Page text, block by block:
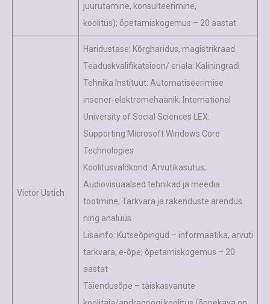
juurutamine, konsulteerimine,
koolitus); õpetamiskogemus – 20 aastat
Victor Ustich
Haridustase: Kõrgharidus, magistrikraad
Teaduskvalifikatsioon/ eriala: Kaliningradi
Tehnika Instituut: Automatiseerimise
insener-elektromehaanik; International
University of Social Sciences LEX:
Supporting Microsoft Windows Core
Technologies
Koolitusvaldkond: Arvutikasutus;
Audiovisuaalsed tehnikad ja meedia
tootmine; Tarkvara ja rakenduste arendus
ning analüüs
Lisainfo: Kutseõpingud – informaatika, arvuti
tarkvara, e-õpe; õpetamiskogemus – 20
aastat
Täiendusõpe – täiskasvanute